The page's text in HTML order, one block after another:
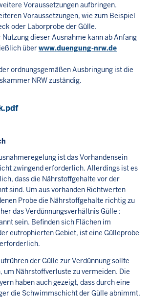
Voraussetzungen aufbringen.
Voraussetzungen, wie zum Beispiel
oder Laborprobe der Gülle.
Nutzung dieser Ausnahme kann ab Anfang
überwww.duengung-nrw.de
ordnungsgemäßen Ausbringung ist die
NRW zuständig.
ist das Vorhandensein
zwingend erforderlich. Allerdings ist es
dass die Nährstoffgehalte vor der
sind. Um aus vorhanden Richtwerten
Probe die Nährstoffgehalte richtig zu
das Verdünnungsverhältnis Gülle :
sein. Befinden sich Flächen im
eutrophierten Gebiet, ist eine Gülleprobe
der Gülle zur Verdünnung sollte
um Nährstoffverluste zu vermeiden. Die
haben auch gezeigt, dass durch eine
die Schwimmschicht der Gülle abnimmt.